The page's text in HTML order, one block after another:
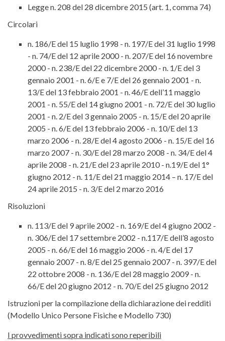
Legge n. 208 del 28 dicembre 2015 (art. 1, comma 74)
Circolari
n. 186/E del 15 luglio 1998 - n. 197/E del 31 luglio 1998
- n. 74/E del 12 aprile 2000 - n. 207/E del 16 novembre
2000 - n. 238/E del 22 dicembre 2000 - n. 1/E del 3
gennaio 2001 - n. 6/E e 7/E del 26 gennaio 2001 - n.
13/E del 13 febbraio 2001 - n. 46/E dell’11 maggio
2001 - n. 55/E del 14 giugno 2001 - n. 72/E del 30 luglio
2001 - n. 2/E del 3 gennaio 2005 - n. 15/E del 20 aprile
2005 - n. 6/E del 13 febbraio 2006 - n. 10/E del 13
marzo 2006 - n. 28/E del 4 agosto 2006 - n. 15/E del 16
marzo 2007 - n. 30/E del 28 marzo 2008 - n. 34/E del 4
aprile 2008 - n. 21/E del 23 aprile 2010 - n.19/E del 1°
giugno 2012 - n. 11/E del 21 maggio 2014 – n. 17/E del
24 aprile 2015 - n. 3/E del 2 marzo 2016
Risoluzioni
n. 113/E del 9 aprile 2002 - n. 169/E del 4 giugno 2002 -
n. 306/E del 17 settembre 2002 - n.117/E dell’8 agosto
2005 - n. 66/E del 16 maggio 2006 - n. 4/E del 17
gennaio 2007 - n. 8/E del 25 gennaio 2007 - n. 397/E del
22 ottobre 2008 - n. 136/E del 28 maggio 2009 - n.
66/E del 20 giugno 2012 - n. 70/E del 25 giugno 2012
Istruzioni per la compilazione della dichiarazione dei redditi
(Modello Unico Persone Fisiche e Modello 730)
I provvedimenti sopra indicati sono reperibili